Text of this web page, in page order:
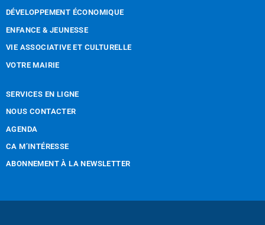
DÉVELOPPEMENT ÉCONOMIQUE
ENFANCE & JEUNESSE
VIE ASSOCIATIVE ET CULTURELLE
VOTRE MAIRIE
SERVICES EN LIGNE
NOUS CONTACTER
AGENDA
CA M’INTÉRESSE
ABONNEMENT À LA NEWSLETTER